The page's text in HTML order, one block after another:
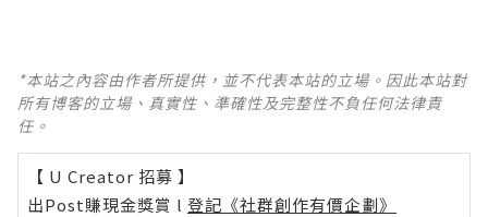
*本站之內容由作者所提供，並不代表本站的立場。因此本站對
所有博客的立場、真實性、準確性及完整性不負任何法律責
任。
【 U Creator 招募 】
出Post賺現金獎賞 l 登記《社群創作有價企劃》